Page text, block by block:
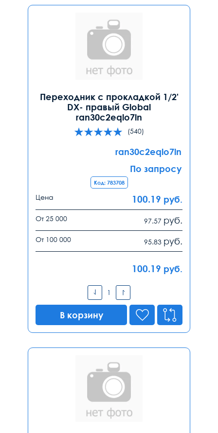
Переходник с прокладкой 1/2'
DX- правый Global
ran30c2eqlo7ln
(540)
ran30c2eqlo7ln
По запросу
Код: 783708
Цена 100.19 руб.
От 25 000 97.57 руб.
От 100 000 95.83 руб.
100.19 руб.
В корзину